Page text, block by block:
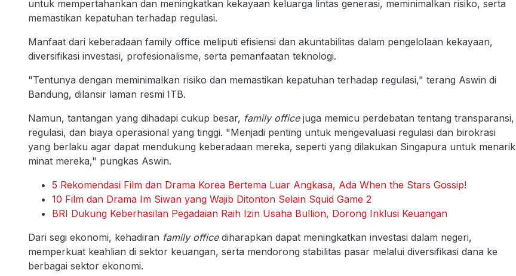
untuk mempertahankan dan meningkatkan kekayaan keluarga lintas generasi, meminimalkan risiko, serta
memastikan kepatuhan terhadap regulasi.
Manfaat dari keberadaan family office meliputi efisiensi dan akuntabilitas dalam pengelolaan kekayaan,
diversifikasi investasi, profesionalisme, serta pemanfaatan teknologi.
"Tentunya dengan meminimalkan risiko dan memastikan kepatuhan terhadap regulasi," terang Aswin di
Bandung, dilansir laman resmi ITB.
Namun, tantangan yang dihadapi cukup besar, family officejuga memicu perdebatan tentang transparansi,
regulasi, dan biaya operasional yang tinggi. "Menjadi penting untuk mengevaluasi regulasi dan birokrasi
yang berlaku agar dapat mendukung keberadaan mereka, seperti yang dilakukan Singapura untuk menarik
minat mereka," pungkas Aswin.
5 Rekomendasi Film dan Drama Korea Bertema Luar Angkasa, Ada When the Stars Gossip!
10 Film dan Drama Im Siwan yang Wajib Ditonton Selain Squid Game 2
BRI Dukung Keberhasilan Pegadaian Raih Izin Usaha Bullion, Dorong Inklusi Keuangan
Dari segi ekonomi, kehadiran family officediharapkan dapat meningkatkan investasi dalam negeri,
memperkuat keahlian di sektor keuangan, serta mendorong stabilitas pasar melalui diversifikasi dana ke
berbagai sektor ekonomi.